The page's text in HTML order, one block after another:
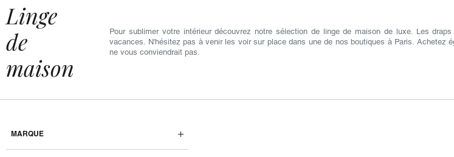
linge
de
maison
Pour sublimer votre intérieur découvrez notre sélection de linge de maison de luxe. Les
vacances. N'hésitez pas à venir les voir sur place dans une de nos boutiques à Paris.
ne vous conviendrait pas.
MARQUE